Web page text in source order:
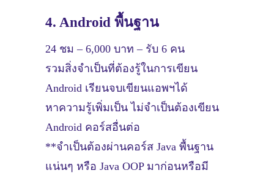
4. Android พื้นฐาน
24 ชม – 6,000 บาท – รับ 6 คน
รวมสิ่งจำเป็นที่ต้องรู้ในการเขียน
Android เรียนจบเขียนแอพฯได้
หาความรู้เพิ่มเป็น ไม่จำเป็นต้องเขียน
Android คอร์สอื่นต่อ
**จำเป็นต้องผ่านคอร์ส Java พื้นฐาน
แน่นๆ หรือ Java OOP มาก่อนหรือมี